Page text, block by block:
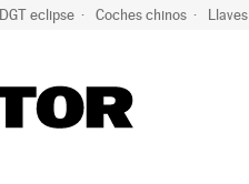
DGT eclipse Coches chinos